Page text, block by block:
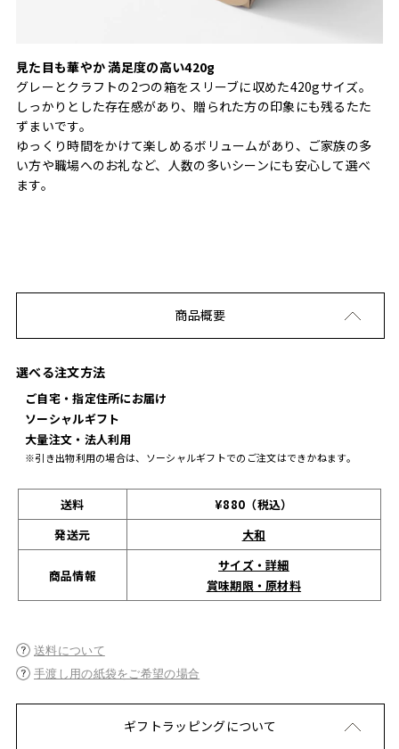
見た目も華やか 満足度の高い420g
グレーとクラフトの2つの箱をスリーブに収めた420gサイズ。
しっかりとした存在感があり、贈られた方の印象にも残るたた
ずまいです。
ゆっくり時間をかけて楽しめるボリュームがあり、ご家族の多
い方や職場へのお礼など、人数の多いシーンにも安心して選べ
ます。
商品概要
選べる注文方法
ご自宅・指定住所にお届け
ソーシャルギフト
大量注文・法人利用
※引き出物利用の場合は、ソーシャルギフトでのご注文はできかねます。
送料
¥880（税込）
発送元
大和
商品情報
サイズ・詳細
賞味期限・原材料
送料について
手渡し用の紙袋をご希望の場合
ギフトラッピングについて